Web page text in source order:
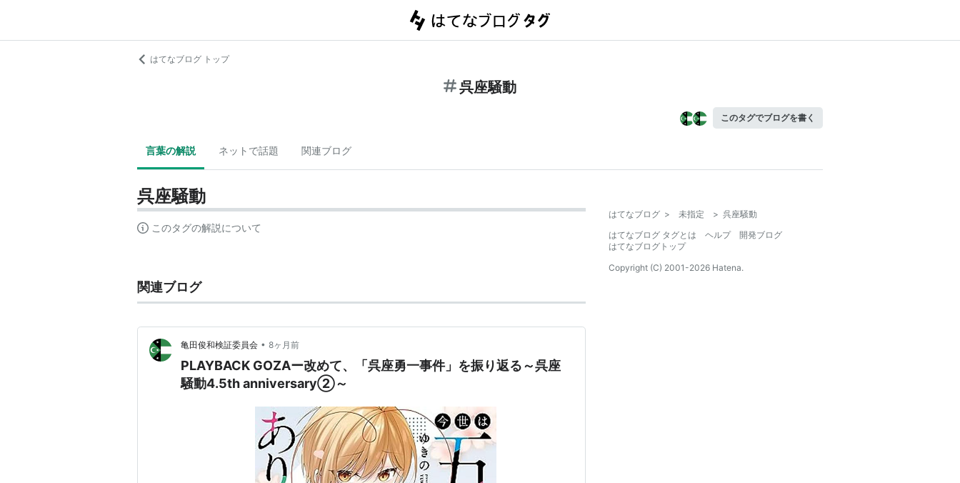
はてなブログ トップ
呉座騒動
このタグでブログを書く
言葉の解説 ネットで話題 関連ブログ
呉座騒動
このタグの解説について
関連ブログ
亀田俊和検証委員会 • 8ヶ月前
PLAYBACK GOZAー改めて、「呉座勇一事件」を振り返る～呉座
騒動4.5th anniversary②～
はてなブログ > 未指定 > 呉座騒動
はてなブログ タグとは
ヘルプ
開発ブログ
はてなブログトップ
Copyright (C) 2001-2026 Hatena.